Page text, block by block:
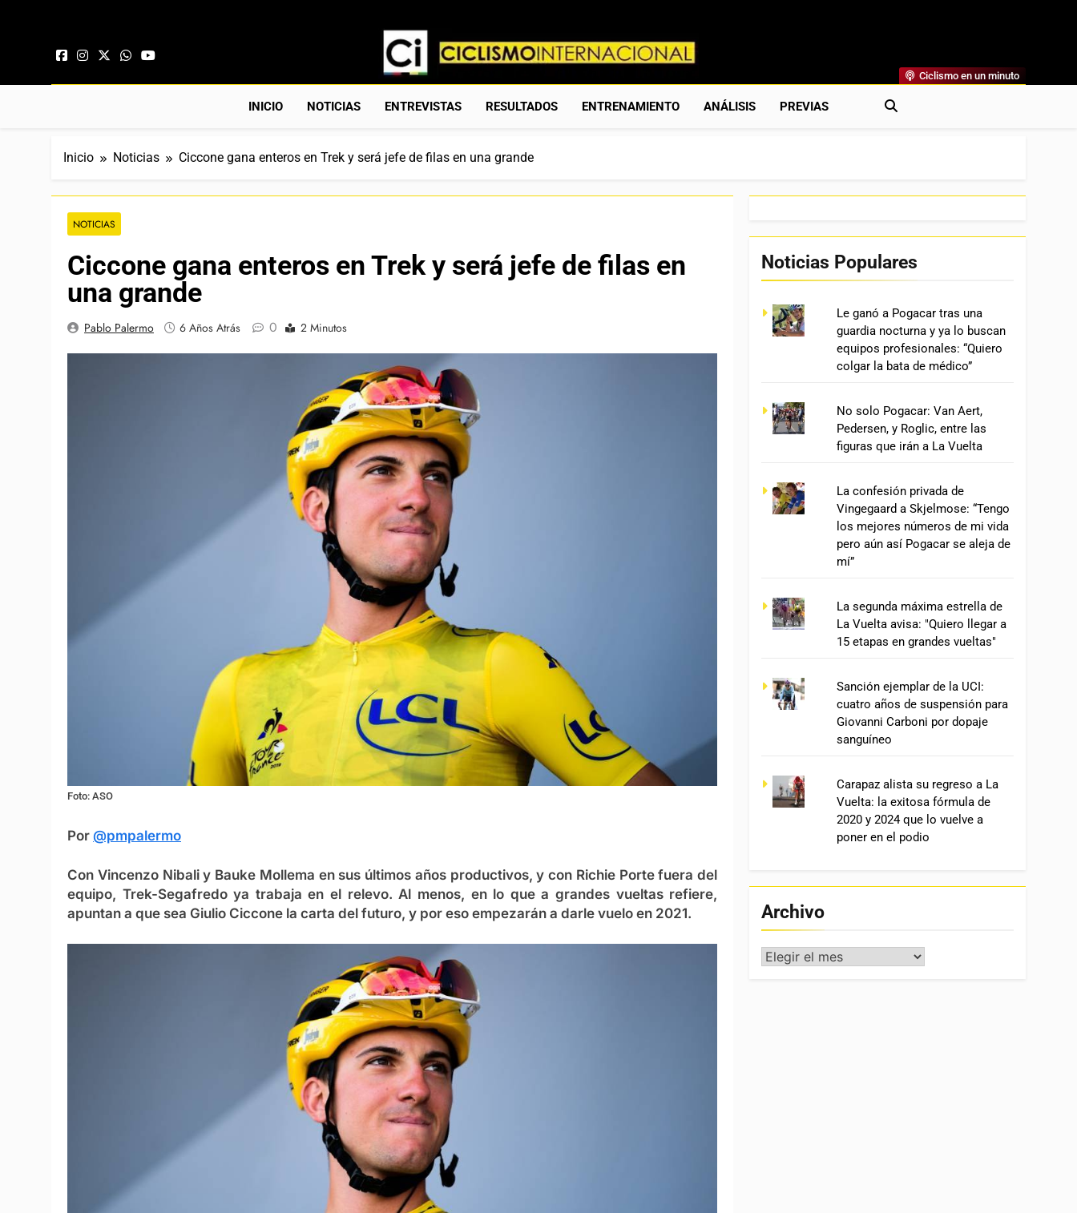
Ciclismo Internacional
Web Dedicada Al Ciclismo Mundial. Entrevistas, Análisis, Crónicas, Previas Y Más. La Web Ciclista De Referencia.
Ciclismo en un minuto
INICIO NOTICIAS ENTREVISTAS RESULTADOS ENTRENAMIENTO ANÁLISIS PREVIAS
Inicio Noticias Ciccone gana enteros en Trek y será jefe de filas en una grande
NOTICIAS
Ciccone gana enteros en Trek y será jefe de filas en
una grande
Pablo Palermo 6 Años Atrás 0 2 Minutos
Foto: ASO
Por @pmpalermo
Con Vincenzo Nibali y Bauke Mollema en sus últimos años productivos, y con Richie Porte fuera del
equipo, Trek-Segafredo ya trabaja en el relevo. Al menos, en lo que a grandes vueltas refiere,
apuntan a que sea Giulio Ciccone la carta del futuro, y por eso empezarán a darle vuelo en 2021.
Noticias Populares
Le ganó a Pogacar tras una
guardia nocturna y ya lo buscan
equipos profesionales: “Quiero
colgar la bata de médico”
No solo Pogacar: Van Aert,
Pedersen, y Roglic, entre las
figuras que irán a La Vuelta
La confesión privada de
Vingegaard a Skjelmose: “Tengo
los mejores números de mi vida
pero aún así Pogacar se aleja de
mí”
La segunda máxima estrella de
La Vuelta avisa: "Quiero llegar a
15 etapas en grandes vueltas"
Sanción ejemplar de la UCI:
cuatro años de suspensión para
Giovanni Carboni por dopaje
sanguíneo
Carapaz alista su regreso a La
Vuelta: la exitosa fórmula de
2020 y 2024 que lo vuelve a
poner en el podio
Archivo
Archivo